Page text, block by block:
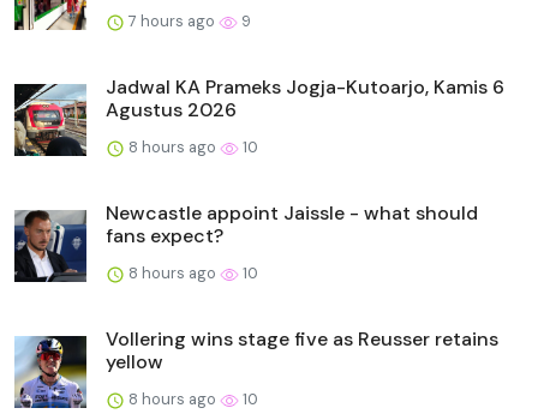
7 hours ago 9
Jadwal KA Prameks Jogja-Kutoarjo, Kamis 6
Agustus 2026
8 hours ago 10
Newcastle appoint Jaissle - what should
fans expect?
8 hours ago 10
Vollering wins stage five as Reusser retains
yellow
8 hours ago 10